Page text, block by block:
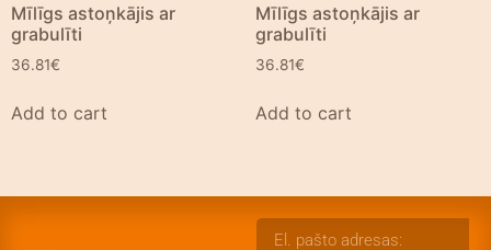
Mīlīgs astoņkājis ar
grabulīti
36.81€
Add to cart
Mīlīgs astoņkājis ar
grabulīti
36.81€
Add to cart